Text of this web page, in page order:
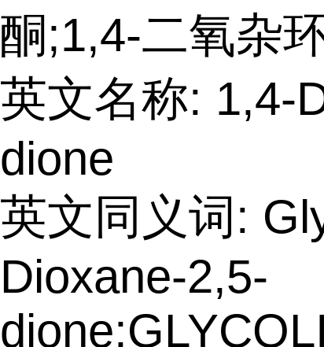
酮;1,4-二氧杂
英文名称: 1,4-
dione
英文同义词:
Dioxane-2,5-